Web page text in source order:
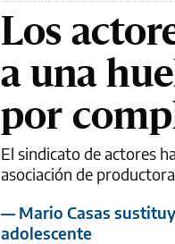
Los
a una
por
El sindicato de actores
asociación de
— Mario Casas
adolescente